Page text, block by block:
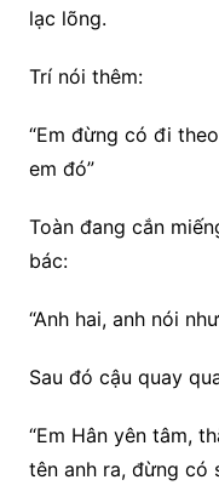
lạc lõng.
Trí nói thêm:
“Em đừng có đi
em đó”
Toàn đang cắn
bác:
“Anh hai, anh nói
Sau đó cậu quay
“Em Hân yên tâm,
tên anh ra, đừng có